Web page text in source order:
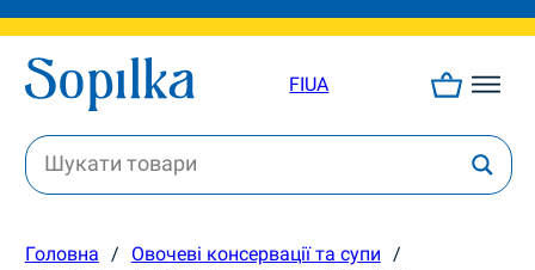
FIUA
Головна / Овочеві консервації та супи /